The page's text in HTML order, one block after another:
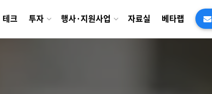
테크 투자 행사·지원사업 자료실 베타랩